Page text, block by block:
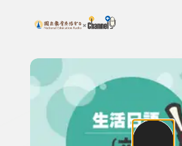
上方功能區塊
搜尋關鍵字：可輸入節目名稱、